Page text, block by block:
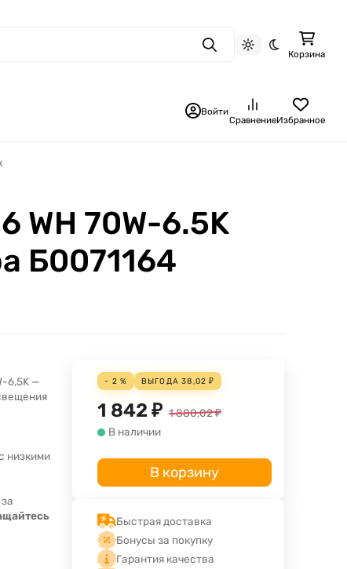
ПоискСветлая тема
Темная тема
Корзина
Войти
СравнениеИзбранное
WH 70W-6.5K
Б0071164
6,5K —
низкими
за
- 2 % ВЫГОДА38,02 ₽
1 842₽ 1 880,02₽
В наличии
В корзину
Быстрая доставка
Бонусы за покупку
Гарантия качества